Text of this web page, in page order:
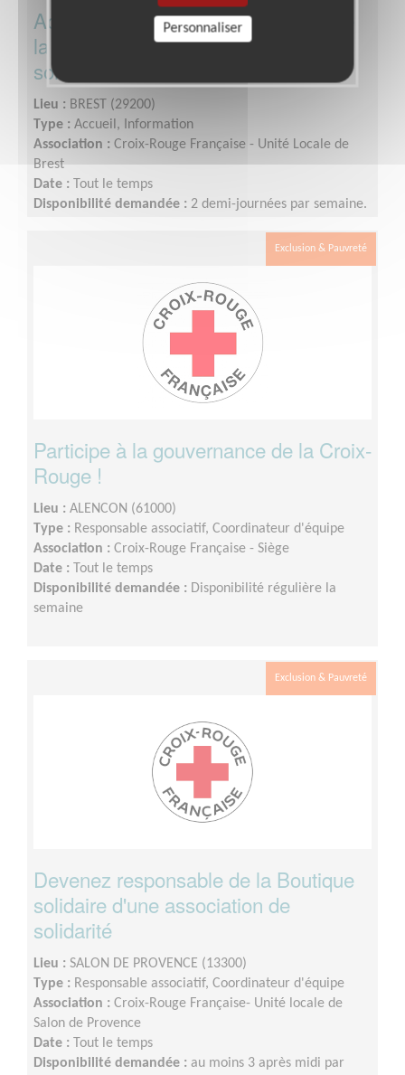
Accueil/ Orientation dans le cadre de
la future ouverture d'une épicerie
solidaire
Lieu : BREST (29200)
Type : Accueil, Information
Association : Croix-Rouge Française - Unité Locale de
Brest
Date : Tout le temps
Disponibilité demandée : 2 demi-journées par semaine.
Exclusion & Pauvreté
Participe à la gouvernance de la Croix-
Rouge !
Lieu : ALENCON (61000)
Type : Responsable associatif, Coordinateur d'équipe
Association : Croix-Rouge Française - Siège
Date : Tout le temps
Disponibilité demandée : Disponibilité régulière la
semaine
Exclusion & Pauvreté
Devenez responsable de la Boutique
solidaire d'une association de
solidarité
Lieu : SALON DE PROVENCE (13300)
Type : Responsable associatif, Coordinateur d'équipe
Association : Croix-Rouge Française- Unité locale de
Salon de Provence
Date : Tout le temps
Disponibilité demandée : au moins 3 après midi par
Personnaliser